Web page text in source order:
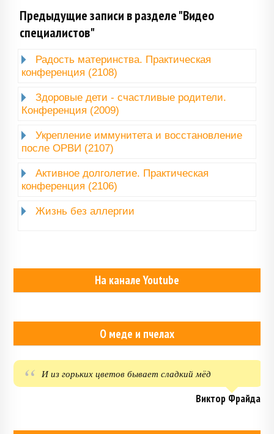
Предыдущие записи в разделе "Видео
специалистов"
Радость материнства. Практическая
конференция (2108)
Здоровые дети - счастливые родители.
Конференция (2009)
Укрепление иммунитета и восстановление
после ОРВИ (2107)
Активное долголетие. Практическая
конференция (2106)
Жизнь без аллергии
На канале Youtube
О меде и пчелах
И из горьких цветов бывает сладкий мёд
Виктор Фрайда